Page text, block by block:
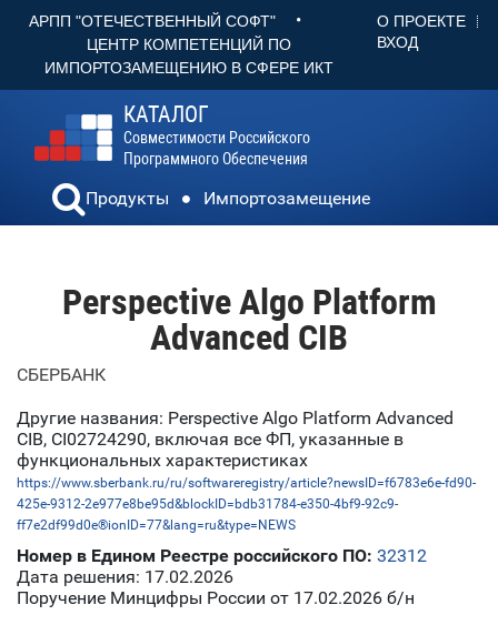
АРПП "ОТЕЧЕСТВЕННЫЙ СОФТ" •
ЦЕНТР КОМПЕТЕНЦИЙ ПО
ИМПОРТОЗАМЕЩЕНИЮ В СФЕРЕ ИКТ
О ПРОЕКТЕ
ВХОД
КАТАЛОГ
Совместимости Российского
Программного Обеспечения
Продукты Импортозамещение
Perspective Algo Platform
Advanced CIB
СБЕРБАНК
Другие названия: Perspective Algo Platform Advanced
CIB, CI02724290, включая все ФП, указанные в
функциональных характеристиках
https://www.sberbank.ru/ru/softwareregistry/article?newsID=f6783e6e-fd90-
425e-9312-2e977e8be95d&blockID=bdb31784-e350-4bf9-92c9-
ff7e2df99d0e®ionID=77&lang=ru&type=NEWS
Номер в Едином Реестре российского ПО: 32312
Дата решения: 17.02.2026
Поручение Минцифры России от 17.02.2026 б/н